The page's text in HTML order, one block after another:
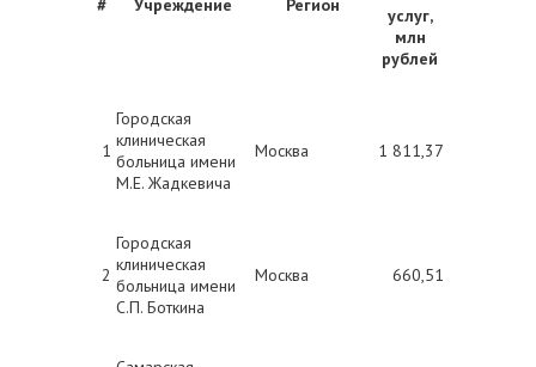
# Учреждение Регион
услуг,
млн
рублей
1
Городская
клиническая
больница имени
М.Е. Жадкевича
Москва 1 811,37
2
Городская
клиническая
больница имени
С.П. Боткина
Москва 660,51